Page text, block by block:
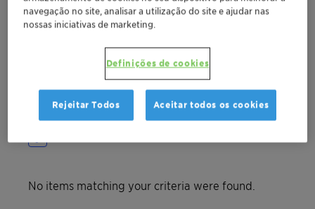
No items matching your criteria were found.
navegação no site, analisar a utilização do site e ajudar nas
nossas iniciativas de marketing.
Definições de cookies
Rejeitar Todos Aceitar todos os cookies